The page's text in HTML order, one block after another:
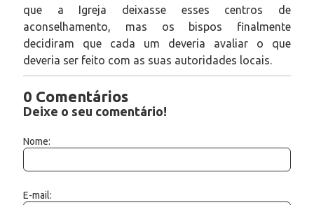
que a Igreja deixasse esses centros de
aconselhamento, mas os bispos finalmente
decidiram que cada um deveria avaliar o que
deveria ser feito com as suas autoridades locais.
0 Comentários
Deixe o seu comentário!
Nome:
E-mail: